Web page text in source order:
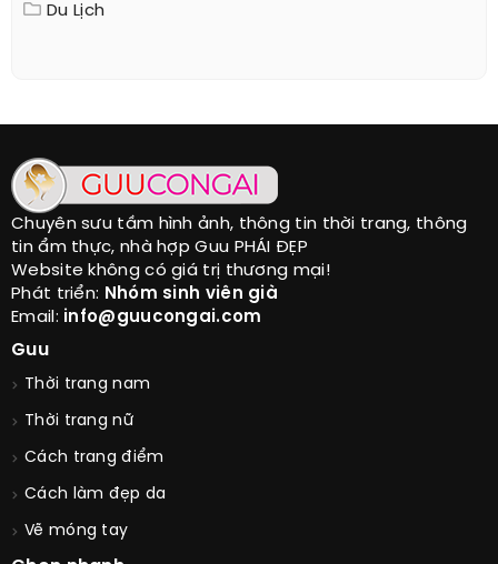
Du Lịch
Chuyên sưu tầm hình ảnh, thông tin thời trang, thông
tin ẩm thực, nhà hợp Guu PHÁI ĐẸP
Website không có giá trị thương mại!
Phát triển: Nhóm sinh viên già
Email: info@guucongai.com
Guu
Thời trang nam
Thời trang nữ
Cách trang điểm
Cách làm đẹp da
Vẽ móng tay